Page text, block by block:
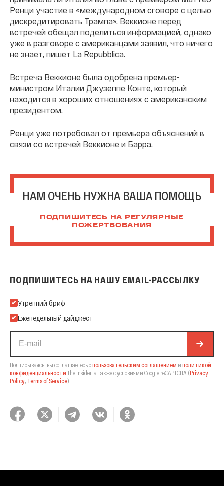
Ренци участие в «международном сговоре с целью
дискредитировать Трампа». Веккионе перед
встречей обещал поделиться информацией, однако
уже в разговоре с американцами заявил, что ничего
не знает, пишет La Repubblica.
Встреча Веккионе была одобрена премьер-
министром Италии Джузеппе Конте, который
находится в хороших отношениях с американским
президентом.
Ренци уже потребовал от премьера объяснений в
связи со встречей Веккионе и Барра.
НАМ ОЧЕНЬ НУЖНА ВАША ПОМОЩЬ
ПОДПИШИТЕСЬ НА РЕГУЛЯРНЫЕ
ПОЖЕРТВОВАНИЯ
ПОДПИШИТЕСЬ НА НАШУ EMAIL-РАССЫЛКУ
Подпишитесь на нашу Email-рассылку
Утренний бриф
Еженедельный дайджест
Подписываясь, вы соглашаетесь спользовательским соглашением и политикой
конфиденциальности The Insider, а также с условиями Google reCAPTCHA (Privacy
Policy, Terms of Service).